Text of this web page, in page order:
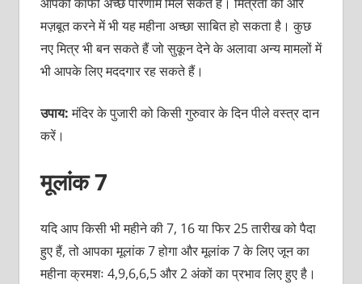
मज़बूत करने में भी यह महीना अच्छा साबित हो सकता है। कुछ
नए मित्र भी बन सकते हैं जो सुकून देने के अलावा अन्य मामलों में
भी आपके लिए मददगार रह सकते हैं।
उपाय:मंदिर के पुजारी को किसी गुरुवार के दिन पीले वस्त्र दान
करें।
मूलांक 7
यदि आप किसी भी महीने की 7, 16 या फिर 25 तारीख को पैदा
हुए हैं, तो आपका मूलांक 7 होगा और मूलांक 7 के लिए जून का
महीना क्रमशः 4,9,6,6,5 और 2 अंकों का प्रभाव लिए हुए है।